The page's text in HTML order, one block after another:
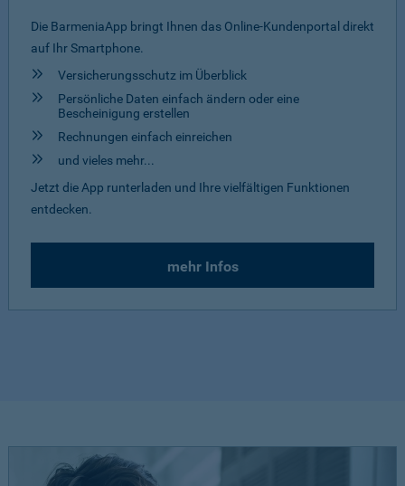
Die BarmeniaApp bringt Ihnen das Online-Kundenportal direkt
auf Ihr Smartphone.
Versicherungsschutz im Überblick
Persönliche Daten einfach ändern oder eine
Bescheinigung erstellen
Rechnungen einfach einreichen
und vieles mehr...
Jetzt die App runterladen und Ihre vielfältigen Funktionen
entdecken.
mehr Infos